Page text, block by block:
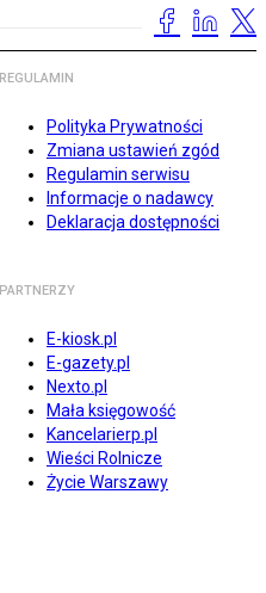
REGULAMIN
Polityka Prywatności
Zmiana ustawień zgód
Regulamin serwisu
Informacje o nadawcy
Deklaracja dostępności
PARTNERZY
E-kiosk.pl
E-gazety.pl
Nexto.pl
Mała księgowość
Kancelarierp.pl
Wieści Rolnicze
Życie Warszawy